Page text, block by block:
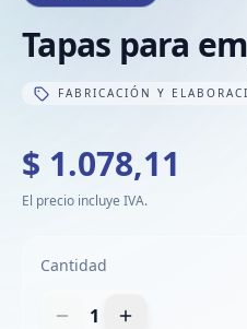
Tapas para
FABRICACIÓN Y
$ 1.078,11
El precio incluye IVA.
Cantidad
1